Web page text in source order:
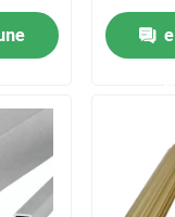
de anodisation
de commande